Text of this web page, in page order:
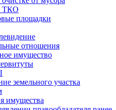
ТКО
площадки
отношения
имущество
земельного участка
имущества